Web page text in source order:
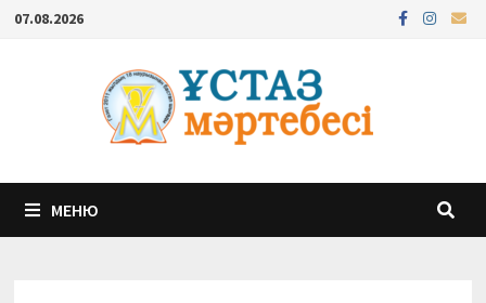
Перейти
содержимому
07.08.2026
МЕНЮ